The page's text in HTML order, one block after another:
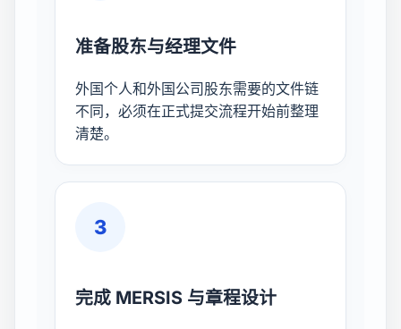
准备股东与经理文件
外国个人和外国公司股东需要的文件链
不同，必须在正式提交流程开始前整理
清楚。
3
完成 MERSIS 与章程设计